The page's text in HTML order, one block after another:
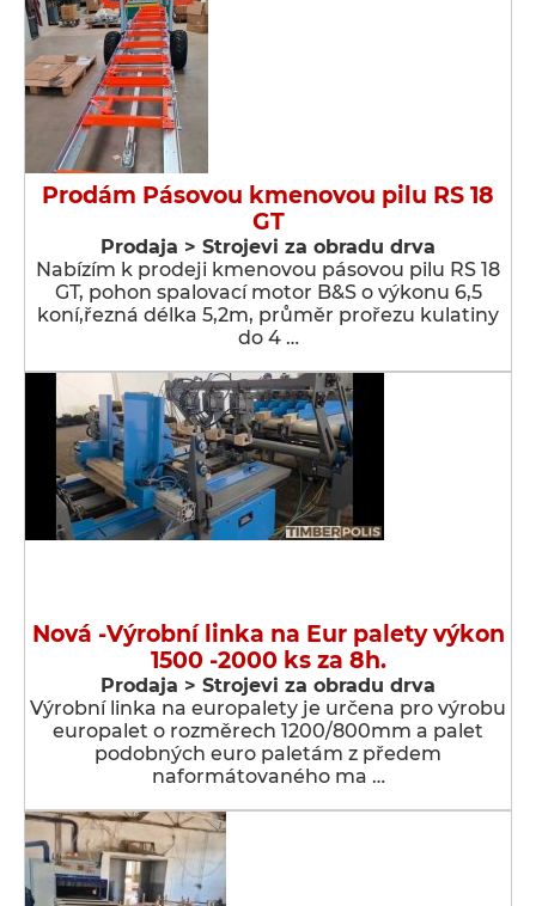
Prodám Pásovou kmenovou pilu RS 18
GT
Prodaja > Strojevi za obradu drva
Nabízím k prodeji kmenovou pásovou pilu RS 18
GT, pohon spalovací motor B&S o výkonu 6,5
koní,řezná délka 5,2m, průměr prořezu kulatiny
do 4 …
Nová -Výrobní linka na Eur palety výkon
1500 -2000 ks za 8h.
Prodaja > Strojevi za obradu drva
Výrobní linka na europalety je určena pro výrobu
europalet o rozměrech 1200/800mm a palet
podobných euro paletám z předem
naformátovaného ma …